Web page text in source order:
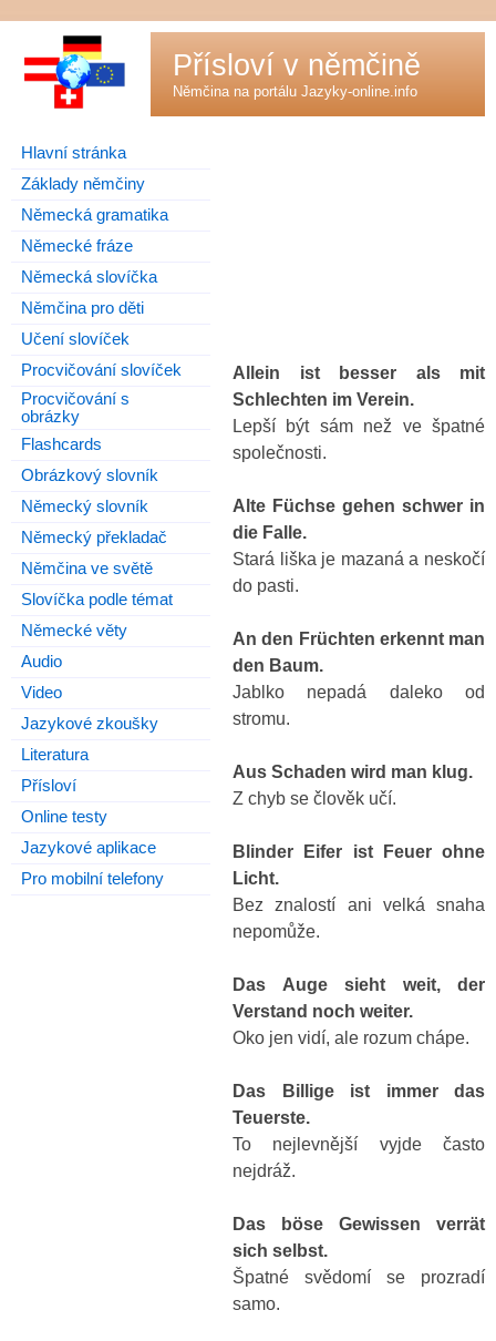
Přísloví v němčině
Němčina na portálu Jazyky-online.info
Hlavní stránka
Základy němčiny
Německá gramatika
Německé fráze
Německá slovíčka
Němčina pro děti
Učení slovíček
Procvičování slovíček
Procvičování s
obrázky
Flashcards
Obrázkový slovník
Německý slovník
Německý překladač
Němčina ve světě
Slovíčka podle témat
Německé věty
Audio
Video
Jazykové zkoušky
Literatura
Přísloví
Online testy
Jazykové aplikace
Pro mobilní telefony
Allein ist besser als mit
Schlechten im Verein.
Lepší být sám než ve špatné
společnosti.
Alte Füchse gehen schwer in
die Falle.
Stará liška je mazaná a neskočí
do pasti.
An den Früchten erkennt man
den Baum.
Jablko nepadá daleko od
stromu.
Aus Schaden wird man klug.
Z chyb se člověk učí.
Blinder Eifer ist Feuer ohne
Licht.
Bez znalostí ani velká snaha
nepomůže.
Das Auge sieht weit, der
Verstand noch weiter.
Oko jen vidí, ale rozum chápe.
Das Billige ist immer das
Teuerste.
To nejlevnější vyjde často
nejdráž.
Das böse Gewissen verrät
sich selbst.
Špatné svědomí se prozradí
samo.